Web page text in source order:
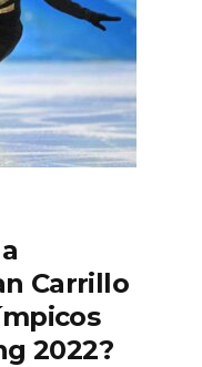
Carrillo
2022?